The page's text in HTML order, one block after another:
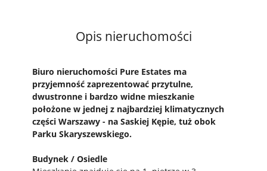
Opis nieruchomości
Biuro nieruchomości Pure Estates ma
przyjemność zaprezentować przytulne,
dwustronne i bardzo widne mieszkanie
położone w jednej z najbardziej klimatycznych
części Warszawy - na Saskiej Kępie, tuż obok
Parku Skaryszewskiego.
Budynek / Osiedle